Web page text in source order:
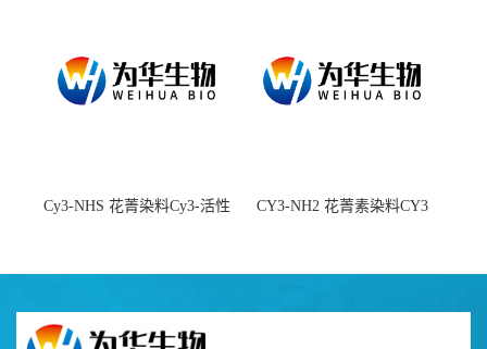
Cy3-NHS 花菁染料Cy3-活性
CY3-NH2 花菁素染料CY3